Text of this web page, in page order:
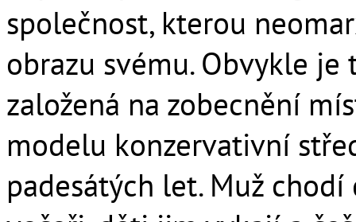
společnost, kterou
obrazu svému. Obvykle
založená na zobecnění
modelu konzervativní
padesátých let. Muž